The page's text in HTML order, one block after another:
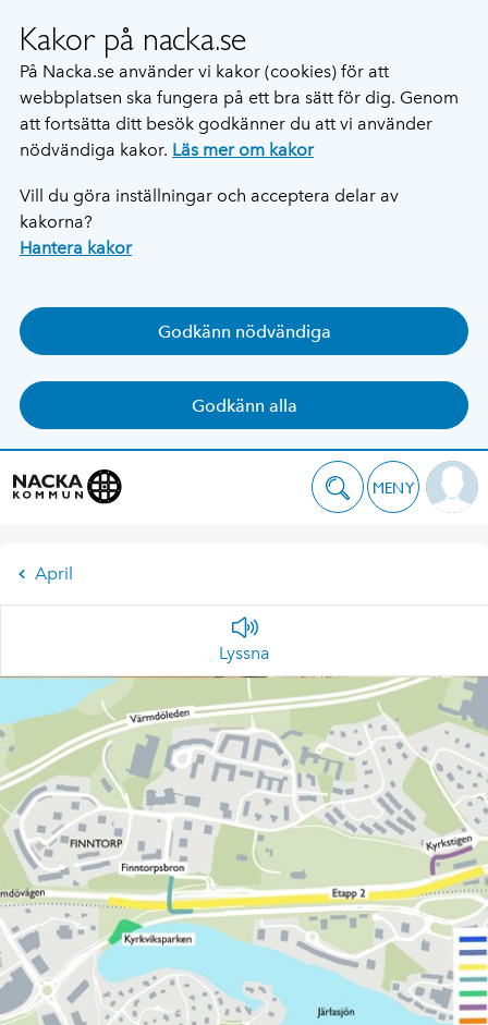
Kakor på nacka.se
På Nacka.se använder vi kakor (cookies) för att
webbplatsen ska fungera på ett bra sätt för dig. Genom
att fortsätta ditt besök godkänner du att vi använder
nödvändiga kakor. Läs mer om kakor
Vill du göra inställningar och acceptera delar av
kakorna?
Hantera kakor
Godkänn nödvändiga
Godkänn alla
MENY
April
Lyssna